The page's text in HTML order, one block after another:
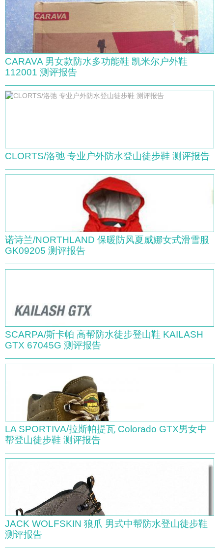
CARAVA 男女款防水多功能鞋 凯米尔户外鞋
112001 测评报告
CLORTS/洛弛 专业户外防水登山徒步鞋 测评报告
诺诗兰/NORTHLAND 保暖防风夏威娜女式滑雪服
GK09205 测评报告
SCARPA/斯卡帕 高帮防水徒步登山鞋 KAILASH
GTX 67045G 测评报告
LA SPORTIVA/拉斯帕提瓦 Colorado GTX男女中
帮登山徒步鞋 测评报告
JACK WOLFSKIN 狼爪 男式中帮防水登山徒步鞋
测评报告